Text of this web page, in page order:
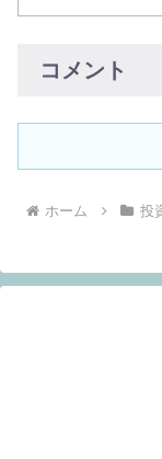
コメント
ホーム 投